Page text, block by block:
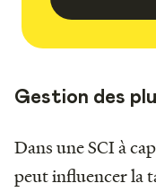
Gestion des
Dans une SCI à
peut influencer la